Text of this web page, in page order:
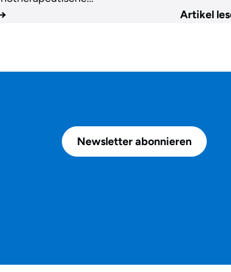
Artikel
Newsletter abonnieren